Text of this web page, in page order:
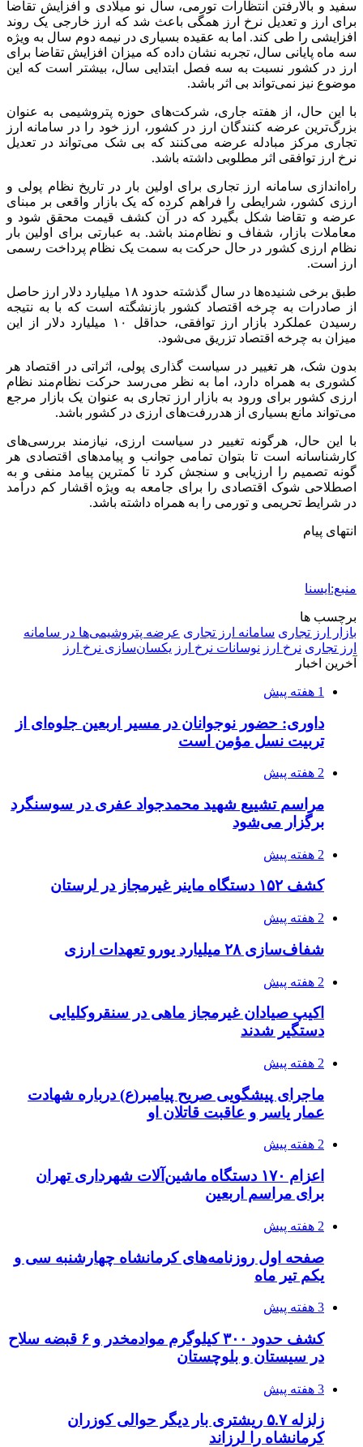
سفید و بالارفتن انتظارات تورمی، سال نو میلادی و افزایش تقاضا
برای ارز و تعدیل نرخ ارز همگی باعث شد که ارز خارجی یک روند
افزایشی را طی کند. اما به عقیده بسیاری در نیمه دوم سال به ویژه
سه ماه پایانی سال، تجربه نشان داده که میزان افزایش تقاضا برای
ارز در کشور نسبت به سه فصل ابتدایی سال، بیشتر است که این
موضوع نیز نمی‌تواند بی اثر باشد.
با این حال، از هفته جاری، شرکت‌های حوزه پتروشیمی به عنوان
بزرگ‌ترین عرضه کنندگان ارز در کشور، ارز خود را در سامانه ارز
تجاری مرکز مبادله عرضه می‌کنند که بی شک می‌تواند در تعدیل
نرخ ارز توافقی اثر مطلوبی داشته باشد.
راه‌اندازی سامانه ارز تجاری برای اولین بار در تاریخ نظام پولی و
ارزی کشور، شرایطی را فراهم کرده که یک بازار واقعی بر مبنای
عرضه و تقاضا شکل بگیرد که در آن کشف قیمت محقق شود و
معاملات بازار، شفاف و نظام‌مند باشد. به عبارتی برای اولین بار
نظام ارزی کشور در حال حرکت به سمت یک نظام پرداخت رسمی
ارز است.
طبق برخی شنیده‌ها در سال گذشته حدود ۱۸ میلیارد دلار ارز حاصل
از صادرات به چرخه اقتصاد کشور بازنشگته است که با به نتیجه
رسیدن عملکرد بازار ارز توافقی، حداقل ۱۰ میلیارد دلار از این
میزان به چرخه اقتصاد تزریق می‌شود.
بدون شک، هر تغییر در سیاست گذاری پولی، اثراتی در اقتصاد هر
کشوری به همراه دارد، اما به نظر می‌رسد حرکت نظام‌مند نظام
ارزی کشور برای ورود به بازار ارز تجاری به عنوان یک بازار مرجع
می‌تواند مانع بسیاری از هدررفت‌های ارزی در کشور باشد.
با این حال، هرگونه تغییر در سیاست ارزی، نیازمند بررسی‌های
کارشناسانه است تا بتوان تمامی جوانب و پیامدهای اقتصادی هر
گونه تصمیم را ارزیابی و سنجش کرد تا کمترین پیامد منفی و به
اصطلاحی شوک اقتصادی را برای جامعه به ویژه اقشار کم درآمد
در شرایط تحریمی و تورمی را به همراه داشته باشد.
انتهای پیام
منبع:ایسنا
برچسب ها
بازار ارز تجاری سامانه ارز تجاری عرضه پتروشیمی‌ها در سامانه
ارز تجاری نرخ ارز نوسانات نرخ ارز یکسان‌سازی نرخ ارز
آخرین اخبار
1 هفته پیش
داوری: حضور نوجوانان در مسیر اربعین جلوه‌ای از
تربیت نسل مؤمن است
2 هفته پیش
مراسم تشییع شهید محمدجواد عفری در سوسنگرد
برگزار می‌شود
2 هفته پیش
کشف ۱۵۲ دستگاه ماینر غیرمجاز در لرستان
2 هفته پیش
شفاف‌سازی ۲۸ میلیارد یورو تعهدات ارزی
2 هفته پیش
اکیپ صیادان غیرمجاز ماهی در سنقروکلیایی
دستگیر شدند
2 هفته پیش
ماجرای پیشگویی صریح پیامبر(ع) درباره شهادت
عمار یاسر و عاقبت قاتلان او
2 هفته پیش
اعزام ۱۷۰ دستگاه ماشین‌آلات شهرداری تهران
برای مراسم اربعین
2 هفته پیش
صفحه اول روزنامه‌های کرمانشاه چهارشنبه سی و
یکم تیر ماه
3 هفته پیش
کشف حدود ۳۰۰ کیلوگرم موادمخدر و ۶ قبضه سلاح
در سیستان و بلوچستان
3 هفته پیش
زلزله ۵.۷ ریشتری بار دیگر حوالی کوزران
کرمانشاه را لرزاند